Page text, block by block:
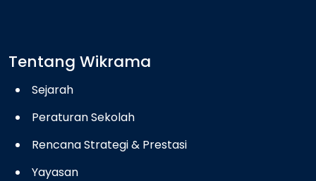
Tentang Wikrama
Sejarah
Peraturan Sekolah
Rencana Strategi & Prestasi
Yayasan